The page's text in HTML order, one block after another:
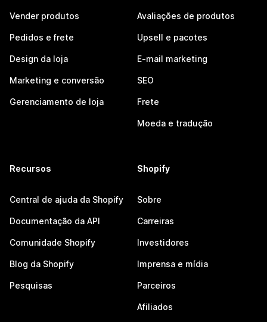
Vender produtos
Pedidos e frete
Design da loja
Marketing e conversão
Gerenciamento de loja
Avaliações de produtos
Upsell e pacotes
E-mail marketing
SEO
Frete
Moeda e tradução
Recursos
Central de ajuda da Shopify
Documentação da API
Comunidade Shopify
Blog da Shopify
Pesquisas
Shopify
Sobre
Carreiras
Investidores
Imprensa e mídia
Parceiros
Afiliados